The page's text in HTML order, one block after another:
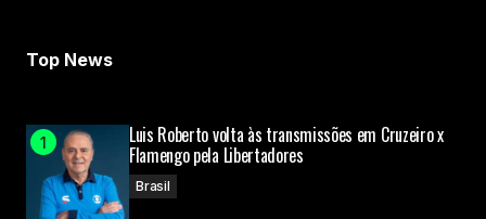
Top News
Luis Roberto volta às transmissões em Cruzeiro x
Flamengo pela Libertadores
Brasil